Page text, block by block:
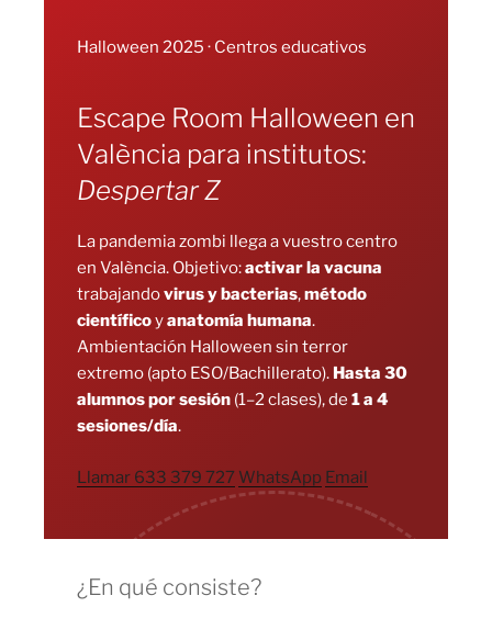
Halloween 2025 · Centros educativos
Escape Room Halloween en
València para institutos:
Despertar Z
La pandemia zombi llega a vuestro centro
en València. Objetivo:activar la vacuna
trabajandovirus y bacterias,método
científicoyanatomía humana.
Ambientación Halloween sin terror
extremo (apto ESO/Bachillerato). Hasta 30
alumnos por sesión (1–2 clases), de 1 a 4
sesiones/día.
Llamar 633 379 727 WhatsApp Email
¿En qué consiste?